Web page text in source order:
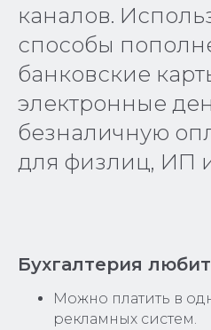
каналов.
способы
банковские
электронные
безналичную
для физлиц, ИП
Бухгалтерия
Можно платить в
рекламных систем.